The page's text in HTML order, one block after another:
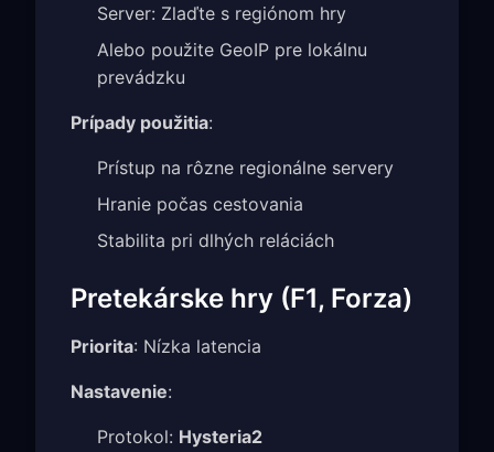
Server: Zlaďte s regiónom hry
Alebo použite GeoIP pre lokálnu
prevádzku
Prípady použitia:
Prístup na rôzne regionálne servery
Hranie počas cestovania
Stabilita pri dlhých reláciách
Pretekárske hry (F1, Forza)
Priorita: Nízka latencia
Nastavenie:
Protokol: Hysteria2